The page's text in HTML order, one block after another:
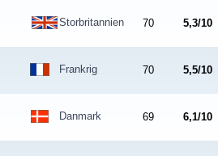
Storbritannien 70 5,3/10
Frankrig 70 5,5/10
Danmark 69 6,1/10